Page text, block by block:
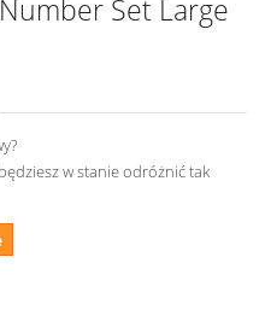
Set Large
w stanie odróżnić tak